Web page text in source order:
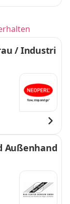
/ Industri
Außenhand